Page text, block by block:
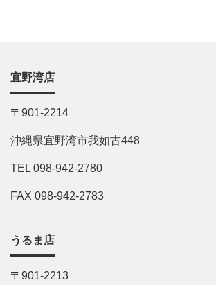
宜野湾店
〒901-2214
沖縄県宜野湾市我如古448
TEL 098-942-2780
FAX 098-942-2783
うるま店
〒901-2213